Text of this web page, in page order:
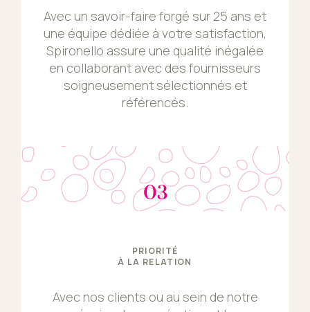
Avec un savoir-faire forgé sur 25 ans et
une équipe dédiée à votre satisfaction,
Spironello assure une qualité inégalée
en collaborant avec des fournisseurs
soigneusement sélectionnés et
référencés.
03
PRIORITÉ
À LA RELATION
Avec nos clients ou au sein de notre